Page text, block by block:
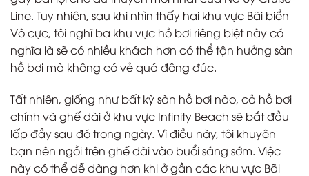
Line. Tuy nhiên, sau khi nhìn thấy hai khu vực Bãi biển
Vô cực, tôi nghĩ ba khu vực hồ bơi riêng biệt này có
nghĩa là sẽ có nhiều khách hơn có thể tận hưởng sàn
hồ bơi mà không có vẻ quá đông đúc.
Tất nhiên, giống như bất kỳ sàn hồ bơi nào, cả hồ bơi
chính và ghế dài ở khu vực Infinity Beach sẽ bắt đầu
lấp đầy sau đó trong ngày. Vì điều này, tôi khuyên
bạn nên ngồi trên ghế dài vào buổi sáng sớm. Việc
này có thể dễ dàng hơn khi ở gần các khu vực Bãi